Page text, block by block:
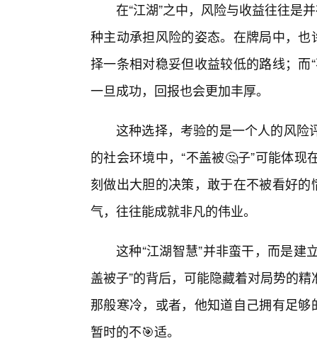
在“江湖”之中，风险与收益往往是
种主动承担风险的姿态。在牌局中，
择一条相对稳妥但收益较低的路线；
一旦成功，回报也会更加丰厚。
这种选择，考验的是一个人的风险
的社会环境中，“不盖被🤔子”可能体
刻做出大胆的决策，敢于在不被看好
气，往往能成就非凡的伟业。
这种“江湖智慧”并非蛮干，而是建
盖被子”的背后，可能隐藏着对局势的
那般寒冷，或者，他知道自己拥有足
暂时的不🎯适。